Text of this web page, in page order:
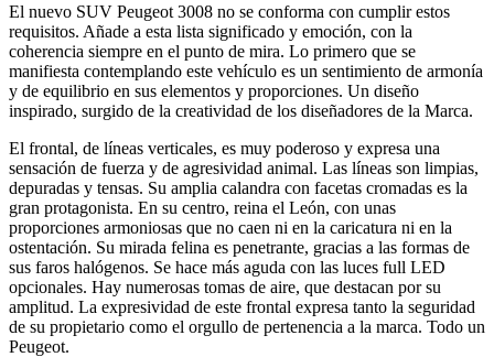
El nuevo SUV Peugeot 3008 no se conforma con cumplir estos
requisitos. Añade a esta lista significado y emoción, con la
coherencia siempre en el punto de mira. Lo primero que se
manifiesta contemplando este vehículo es un sentimiento de armonía
y de equilibrio en sus elementos y proporciones. Un diseño
inspirado, surgido de la creatividad de los diseñadores de la Marca.
El frontal, de líneas verticales, es muy poderoso y expresa una
sensación de fuerza y de agresividad animal. Las líneas son limpias,
depuradas y tensas. Su amplia calandra con facetas cromadas es la
gran protagonista. En su centro, reina el León, con unas
proporciones armoniosas que no caen ni en la caricatura ni en la
ostentación. Su mirada felina es penetrante, gracias a las formas de
sus faros halógenos. Se hace más aguda con las luces full LED
opcionales. Hay numerosas tomas de aire, que destacan por su
amplitud. La expresividad de este frontal expresa tanto la seguridad
de su propietario como el orgullo de pertenencia a la marca. Todo un
Peugeot.